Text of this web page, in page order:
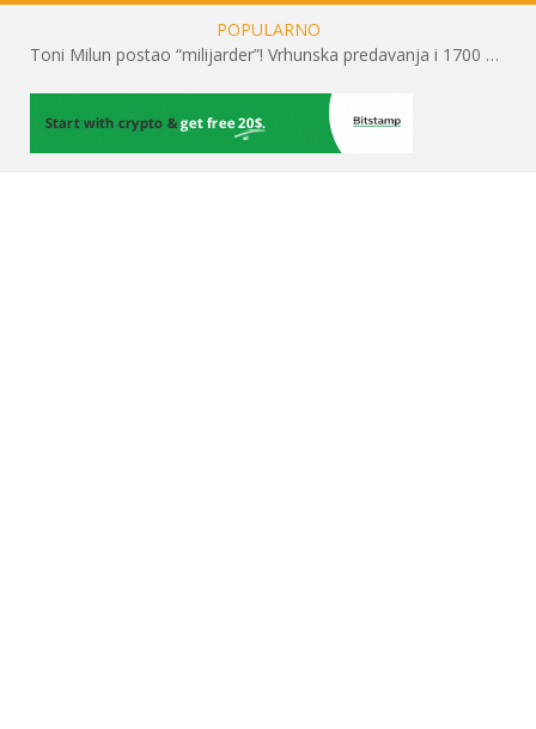
POPULARNO
Toni Milun postao “milijarder”! Vrhunska predavanja i 1700 posjetitelja obilježili su mjesec financijske pismenosti